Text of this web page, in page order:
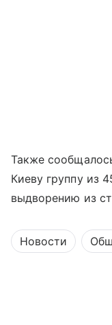
Также
Киеву группу из
выдворению из
Новости